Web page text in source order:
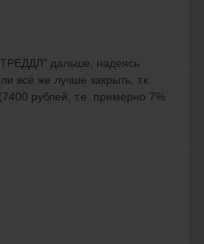
дальше, надеясь
всё же лучше закрыть, т.к.
рублей, т.е. примерно 7%